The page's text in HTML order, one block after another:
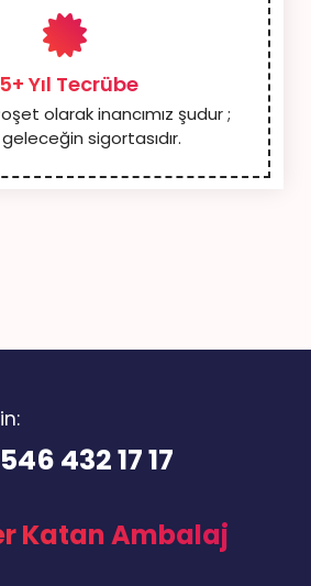
Yıl Tecrübe
olarak inancımız şudur ;
sigortasıdır.
432 17 17
Katan Ambalaj